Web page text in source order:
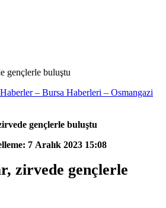
– Bursa Haberleri – Osmangazi
gençlerle buluştu
7 Aralık 2023 15:08
zirvede gençlerle